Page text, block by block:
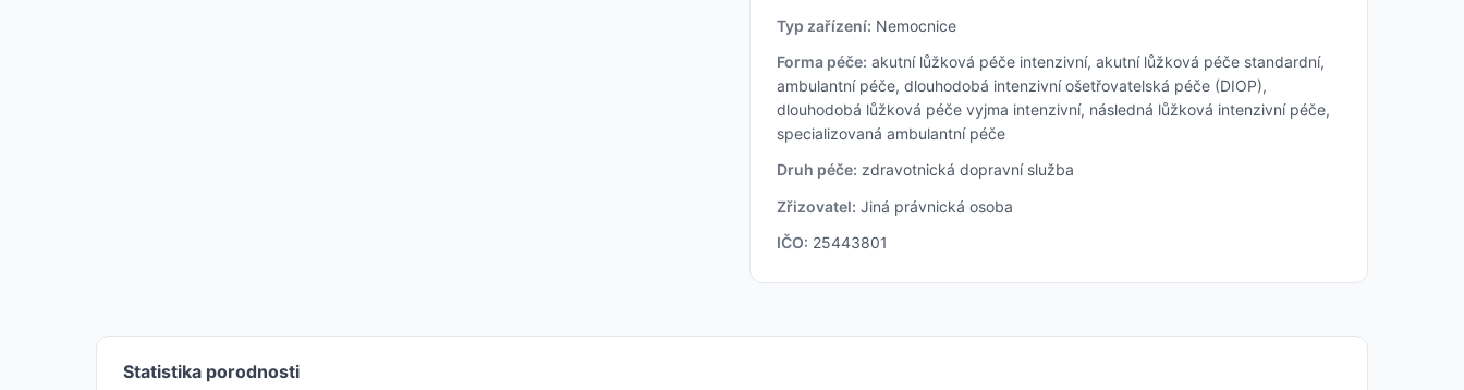
Typ zařízení: Nemocnice
Forma péče: akutní lůžková péče intenzivní, akutní lůžková péče standardní,
ambulantní péče, dlouhodobá intenzivní ošetřovatelská péče (DIOP),
dlouhodobá lůžková péče vyjma intenzivní, následná lůžková intenzivní péče,
specializovaná ambulantní péče
Druh péče: zdravotnická dopravní služba
Zřizovatel: Jiná právnická osoba
IČO: 25443801
Statistika porodnosti